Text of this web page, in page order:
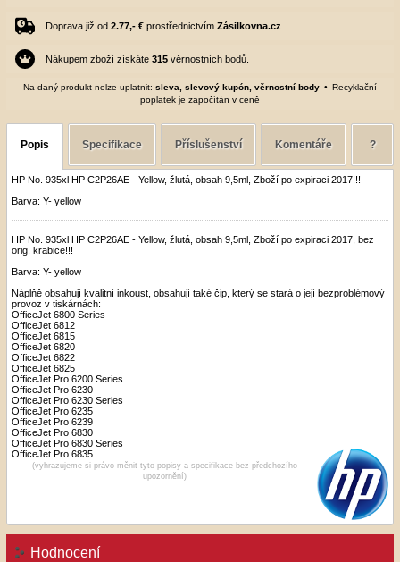
Hodnocení
Doprava již od 2.77,- € prostřednictvím Zásilkovna.cz
Nákupem zboží získáte 315 věrnostních bodů.
Na daný produkt nelze uplatnit: sleva, slevový kupón, věrnostní body
Recyklační
poplatek je započítán v ceně
Popis Specifikace Příslušenství Komentáře ?
HP No. 935xl HP C2P26AE - Yellow, žlutá, obsah 9,5ml, Zboží po expiraci 2017!!!
Barva: Y- yellow
HP No. 935xl HP C2P26AE - Yellow, žlutá, obsah 9,5ml, Zboží po expiraci 2017, bez
orig. krabice!!!
Barva: Y- yellow
Náplňě obsahují kvalitní inkoust, obsahují také čip, který se stará o její bezproblémový
provoz v tiskárnách:
OfficeJet 6800 Series
OfficeJet 6812
OfficeJet 6815
OfficeJet 6820
OfficeJet 6822
OfficeJet 6825
OfficeJet Pro 6200 Series
OfficeJet Pro 6230
OfficeJet Pro 6230 Series
OfficeJet Pro 6235
OfficeJet Pro 6239
OfficeJet Pro 6830
OfficeJet Pro 6830 Series
OfficeJet Pro 6835
(vyhrazujeme si právo měnit tyto popisy a specifikace bez předchozího
upozornění)